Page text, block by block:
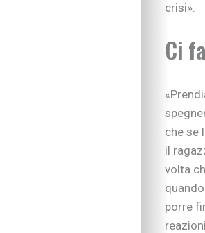
crisi».
Ci
che se
il
volta
porre